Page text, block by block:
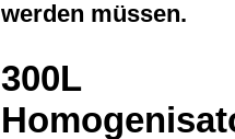
werden müssen.
300L